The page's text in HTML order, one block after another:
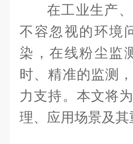
在工业生产
不容忽视的环境
染，在线粉尘监
时、精准的监测
力支持。本文将
理、应用场景及其